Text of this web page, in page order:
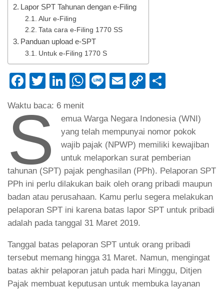
Lapor SPT Tahunan dengan e-Filing
Alur e-Filing
Tata cara e-Filing 1770 SS
Panduan upload e-SPT
Untuk e-Filing 1770 S
Facebook
TwitterLinkedIn
WhatsApp
LineEmailCopy
Waktu baca: 6 menit
S
emua Warga Negara Indonesia (WNI)
yang telah mempunyai nomor pokok
wajib pajak (NPWP) memiliki kewajiban
untuk melaporkan surat pemberian
tahunan (SPT) pajak penghasilan (PPh). Pelaporan SPT
PPh ini perlu dilakukan baik oleh orang pribadi maupun
badan atau perusahaan. Kamu perlu segera melakukan
pelaporan SPT ini karena batas lapor SPT untuk pribadi
adalah pada tanggal 31 Maret 2019.
Tanggal batas pelaporan SPT untuk orang pribadi
tersebut memang hingga 31 Maret. Namun, mengingat
batas akhir pelaporan jatuh pada hari Minggu, Ditjen
Pajak membuat keputusan untuk membuka layanan